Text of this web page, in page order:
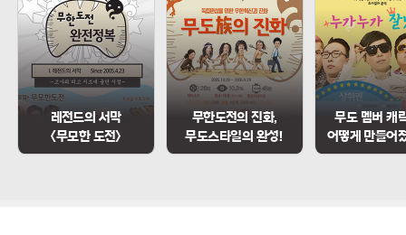
레전드의 서막
<무모한 도전>
무한도전의 진화,
무도스타일의 완성!
무도 멤버 캐
어떻게 만들어